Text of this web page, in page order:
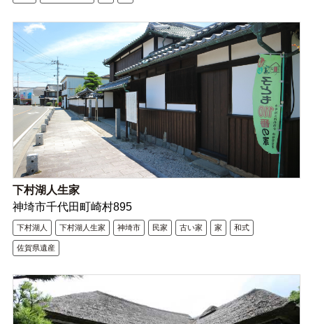
下村湖人生家
神埼市千代田町崎村895
下村湖人 下村湖人生家 神埼市 民家 古い家 家 和式
佐賀県遺産